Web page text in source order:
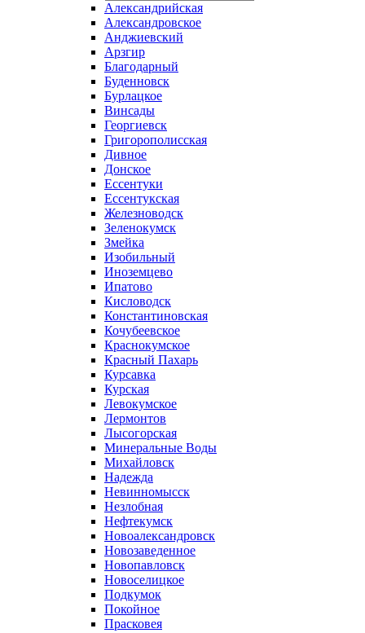
Александрийская
Александровское
Анджиевский
Арзгир
Благодарный
Буденновск
Бурлацкое
Винсады
Георгиевск
Григорополисская
Дивное
Донское
Ессентуки
Ессентукская
Железноводск
Зеленокумск
Змейка
Изобильный
Иноземцево
Ипатово
Кисловодск
Константиновская
Кочубеевское
Краснокумское
Красный Пахарь
Курсавка
Курская
Левокумское
Лермонтов
Лысогорская
Минеральные Воды
Михайловск
Надежда
Невинномысск
Незлобная
Нефтекумск
Новоалександровск
Новозаведенное
Новопавловск
Новоселицкое
Подкумок
Покойное
Прасковея